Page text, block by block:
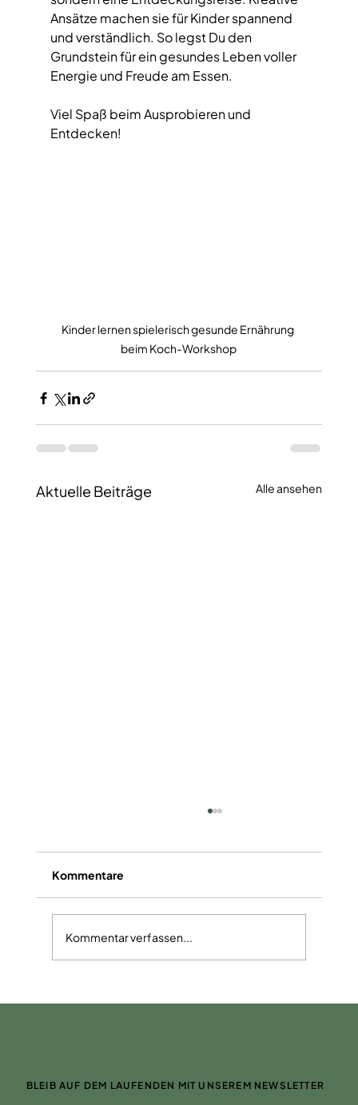
Ansätze machen sie für Kinder spannend
und verständlich. So legst Du den
Grundstein für ein gesundes Leben voller
Energie und Freude am Essen.
Viel Spaß beim Ausprobieren und
Entdecken!
Kinder lernen spielerisch gesunde Ernährung
beim Koch-Workshop
Aktuelle Beiträge Alle ansehen
Alkoholfreier Mango-Mojito
Kommentare
Kommentar verfassen...
BLEIB AUF DEM LAUFENDEN MIT UNSEREM NEWSLETTER